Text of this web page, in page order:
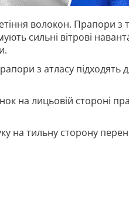
волокон. Прапори з
сильні вітрові
з атласу підходять
на лицьовій стороні
на тильну сторону